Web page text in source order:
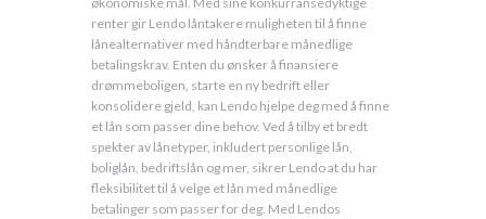
renter gir Lendo låntakere muligheten til å finne
lånealternativer med håndterbare månedlige
betalingskrav. Enten du ønsker å finansiere
drømmeboligen, starte en ny bedrift eller
konsolidere gjeld, kan Lendo hjelpe deg med å finne
et lån som passer dine behov. Ved å tilby et bredt
spekter av lånetyper, inkludert personlige lån,
boliglån, bedriftslån og mer, sikrer Lendo at du har
fleksibilitet til å velge et lån med månedlige
betalinger som passer for deg. Med Lendos